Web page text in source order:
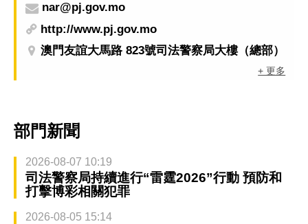
nar@pj.gov.mo
http://www.pj.gov.mo
澳門友誼大馬路 823號司法警察局大樓（總部）
+ 更多
部門新聞
2026-08-07 10:19
司法警察局持續進行“雷霆2026”行動 預防和
打擊博彩相關犯罪
2026-08-05 15:14